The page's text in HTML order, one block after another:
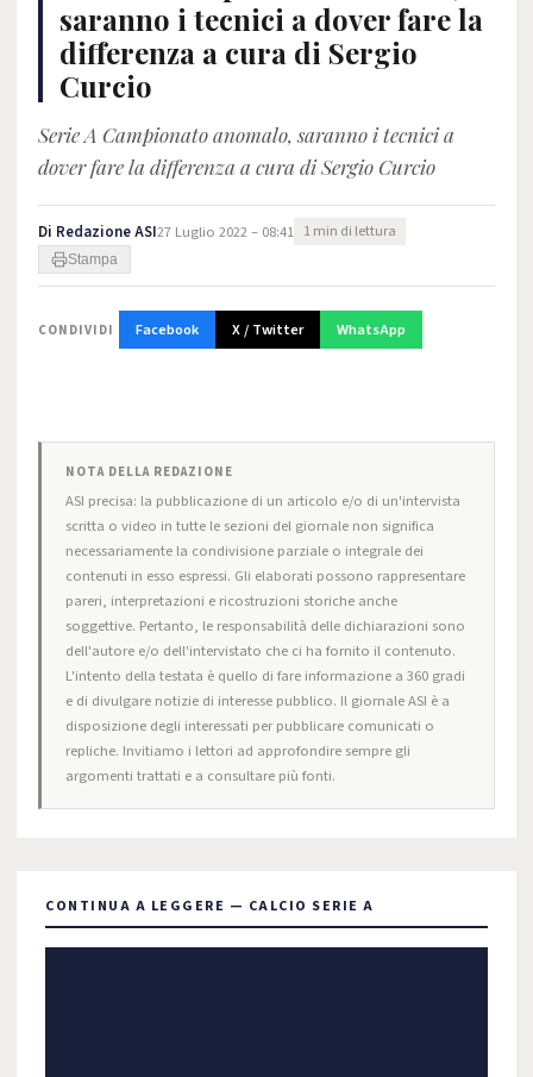
saranno i tecnici a dover fare la
differenza a cura di Sergio
Curcio
Serie A Campionato anomalo, saranno i tecnici a
dover fare la differenza a cura di Sergio Curcio
Di Redazione ASI27 Luglio 2022 – 08:41 1 min di lettura
Stampa
CONDIVIDI Facebook X / Twitter WhatsApp
NOTA DELLA REDAZIONE
ASI precisa: la pubblicazione di un articolo e/o di un'intervista
scritta o video in tutte le sezioni del giornale non significa
necessariamente la condivisione parziale o integrale dei
contenuti in esso espressi. Gli elaborati possono rappresentare
pareri, interpretazioni e ricostruzioni storiche anche
soggettive. Pertanto, le responsabilità delle dichiarazioni sono
dell'autore e/o dell'intervistato che ci ha fornito il contenuto.
L'intento della testata è quello di fare informazione a 360 gradi
e di divulgare notizie di interesse pubblico. Il giornale ASI è a
disposizione degli interessati per pubblicare comunicati o
repliche. Invitiamo i lettori ad approfondire sempre gli
argomenti trattati e a consultare più fonti.
CONTINUA A LEGGERE — CALCIO SERIE A